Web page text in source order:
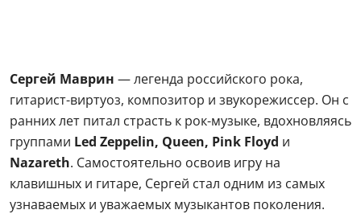
Сергей Маврин — легенда российского рока,
гитарист-виртуоз, композитор и звукорежиссер. Он с
ранних лет питал страсть к рок-музыке, вдохновляясь
группами Led Zeppelin, Queen, Pink Floyd и
Nazareth. Самостоятельно освоив игру на
клавишных и гитаре, Сергей стал одним из самых
узнаваемых и уважаемых музыкантов поколения.